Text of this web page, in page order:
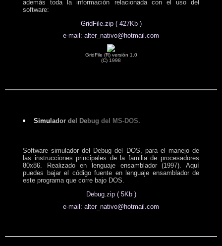
además toda la información relacionada con el uso del
software:
GridFile.zip ( 427Kb )
e-mail: alter_nativo@hotmail.com
GridFile (R) versión 1.0
(C) 1998
Simu lador del Debug del MS-DOS.
Software simulador del Debug del DOS, para el manejo de
las instrucciones principales de la familia de procesadores
80x86. Realizado en lenguaje ensamblador (1997). Aquí
puedes bajar el código fuente en lenguaje ensamblador de
este programa que corre bajo DOS.
Debug.zip ( 5Kb )
e-mail: alter_nativo@hotmail.com